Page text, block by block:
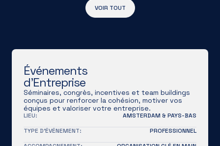
VOIR TOUT
Événements
d'Entreprise
Séminaires, congrès, incentives et team buildings
conçus pour renforcer la cohésion, motiver vos
équipes et valoriser votre entreprise.
LIEU:
AMSTERDAM & PAYS-BAS
TYPE D'ÉVÉNEMENT:
PROFESSIONNEL